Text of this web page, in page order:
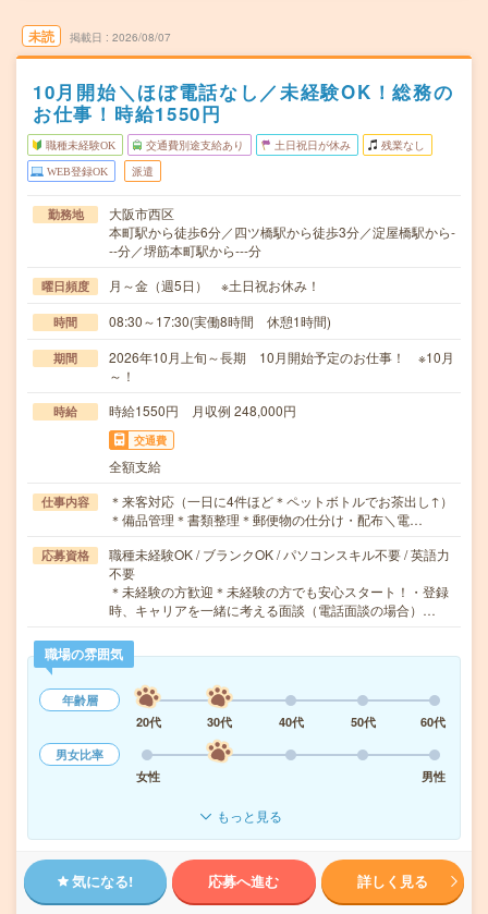
未読 掲載日 2026/08/07
10月開始＼ほぼ電話なし／未経験OK！総務の
お仕事！時給1550円
職種未経験OK 交通費別途支給あり 土日祝日が休み 残業なし
WEB登録OK 派遣
勤務地
大阪市西区
本町駅から徒歩6分／四ツ橋駅から徒歩3分／淀屋橋駅から-
--分／堺筋本町駅から---分
曜日頻度 月～金（週5日） ※土日祝お休み！
時間 08:30～17:30(実働8時間 休憩1時間)
期間
2026年10月上旬～長期 10月開始予定のお仕事！ ※10月
～！
時給 時給1550円 月収例 248,000円
交通費
全額支給
仕事内容
＊来客対応（一日に4件ほど＊ペットボトルでお茶出し↑）
＊備品管理＊書類整理＊郵便物の仕分け・配布＼電…
応募資格
職種未経験OK / ブランクOK / パソコンスキル不要 / 英語力
不要
＊未経験の方歓迎＊未経験の方でも安心スタート！・登録
時、キャリアを一緒に考える面談（電話面談の場合）…
職場の雰囲気
年齢層
20代
30代 40代 50代
60代
男女比率
女性
男性
もっと見る
気になる! 応募へ進む 詳しく見る